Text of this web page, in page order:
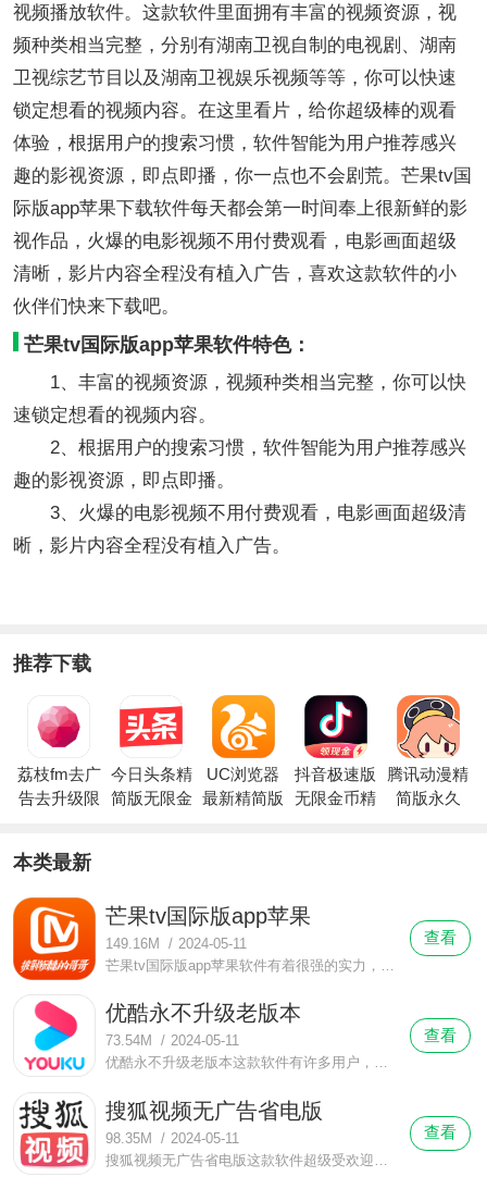
视频播放软件。这款软件里面拥有丰富的视频资源，视
频种类相当完整，分别有湖南卫视自制的电视剧、湖南
卫视综艺节目以及湖南卫视娱乐视频等等，你可以快速
锁定想看的视频内容。在这里看片，给你超级棒的观看
体验，根据用户的搜索习惯，软件智能为用户推荐感兴
趣的影视资源，即点即播，你一点也不会剧荒。芒果tv国
际版app苹果下载软件每天都会第一时间奉上很新鲜的影
视作品，火爆的电影视频不用付费观看，电影画面超级
清晰，影片内容全程没有植入广告，喜欢这款软件的小
伙伴们快来下载吧。
芒果tv国际版app苹果软件特色：
1、丰富的视频资源，视频种类相当完整，你可以快
速锁定想看的视频内容。
2、根据用户的搜索习惯，软件智能为用户推荐感兴
趣的影视资源，即点即播。
3、火爆的电影视频不用付费观看，电影画面超级清
晰，影片内容全程没有植入广告。
推荐下载
荔枝fm去广
告去升级限
今日头条精
简版无限金
UC浏览器
最新精简版
抖音极速版
无限金币精
腾讯动漫精
简版永久
本类最新
芒果tv国际版app苹果
149.16M / 2024-05-11
查看
优酷永不升级老版本
73.54M / 2024-05-11
优酷永不升级老版本这款软件有许多用户，这里不仅有青少年和儿童等年轻用户，还有很多中老年用户，这款软件老少皆宜。优酷永不升级老版本软件有许多给力的功能，操作方便快捷，这款软件的点赞量很多。
查看
搜狐视频无广告省电版
98.35M / 2024-05-11
查看